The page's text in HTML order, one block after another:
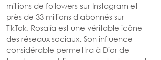
millions de followers sur Instagram et
près de 33 millions d'abonnés sur
TikTok, Rosalía est une véritable icône
des réseaux sociaux. Son influence
considérable permettra à Dior de